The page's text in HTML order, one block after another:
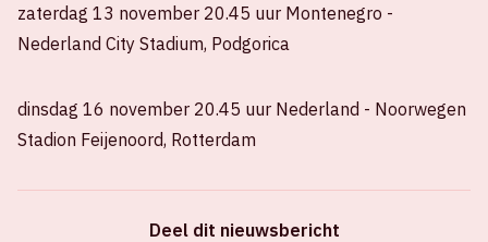
zaterdag 13 november 20.45 uur Montenegro -
Nederland City Stadium, Podgorica
dinsdag 16 november 20.45 uur Nederland - Noorwegen
Stadion Feijenoord, Rotterdam
Deel dit nieuwsbericht